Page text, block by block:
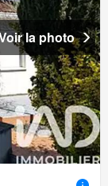
la photo